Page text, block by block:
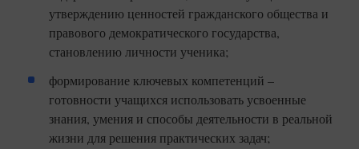
утверждению ценностей гражданского общества и
правового демократического государства,
становлению личности ученика;
формирование ключевых компетенций –
готовности учащихся использовать усвоенные
знания, умения и способы деятельности в реальной
жизни для решения практических задач;